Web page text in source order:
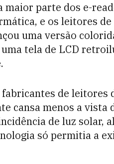
parte dos e-
e os leitores
uma versão
tela de LCD
de leitores
cansa menos a vista
de luz solar,
só permitia a